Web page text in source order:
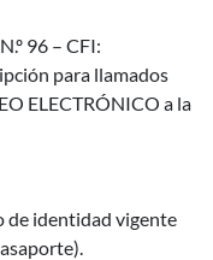
96 – CFI:
para llamados
ELECTRÓNICO a la
de identidad vigente